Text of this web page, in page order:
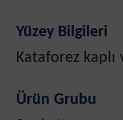
Yüzey Bilgileri
Kataforez kaplı
Ürün Grubu